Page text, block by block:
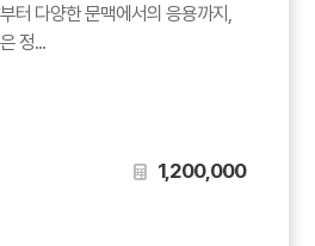
터 다양한 문맥에서의 응용까지,
정...
1,200,000